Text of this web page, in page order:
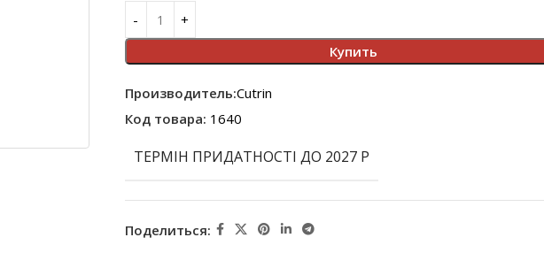
Купить
Производитель:Cutrin
Код товара: 1640
ТЕРМІН ПРИДАТНОСТІ ДО 2027 Р
Поделиться: